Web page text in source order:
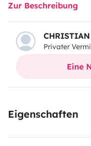
Zur Beschreibung
CHRISTIAN
Privater
Eine
Eigenschaften